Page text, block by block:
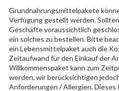
Grundnahrungsmittelpakete
Verfügung gestellt werden.
Geschäfte voraussichtlich
ein solches zu bestellen. Bitte
ein Lebensmittelpaket auch die
Zeitaufwand für den Einkauf der
Willkommenspaket kann zum
werden, wir berücksichtigen
Anforderungen / Allergien.